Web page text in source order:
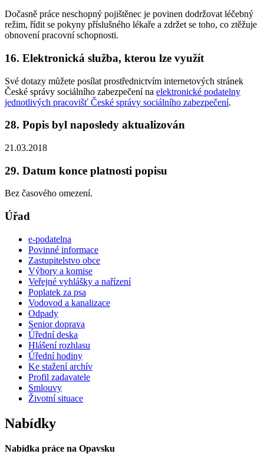
Dočasně práce neschopný pojištěnec je povinen dodržovat léčebný
režim, řídit se pokyny příslušného lékaře a zdržet se toho, co ztěžuje
obnovení pracovní schopnosti.
16. Elektronická služba, kterou lze využít
Své dotazy můžete posílat prostřednictvím internetových stránek
České správy sociálního zabezpečení na elektronické podatelny
jednotlivých pracovišť České správy sociálního zabezpečení.
28. Popis byl naposledy aktualizován
21.03.2018
29. Datum konce platnosti popisu
Bez časového omezení.
Úřad
e-podatelna
Povinné informace
Zastupitelstvo obce
Výbory a komise
Veřejné vyhlášky a nařízení
Poplatek za psa
Vodovod a kanalizace
Odpady
Senior doprava
Úřední deska
Hlášení rozhlasu
Úřední hodiny
Ke stažení archív
Profil zadavatele
Smlouvy
Životní situace
Nabídky
Nabídka práce na Opavsku